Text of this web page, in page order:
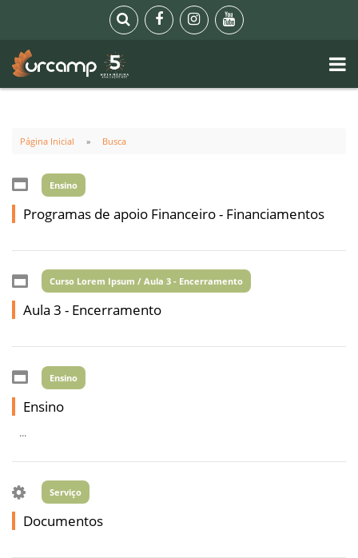
Página Inicial Busca
Ensino
Programas de apoio Financeiro - Financiamentos
Curso Lorem Ipsum / Aula 3 - Encerramento
Aula 3 - Encerramento
Ensino
Ensino
...
Serviço
Documentos